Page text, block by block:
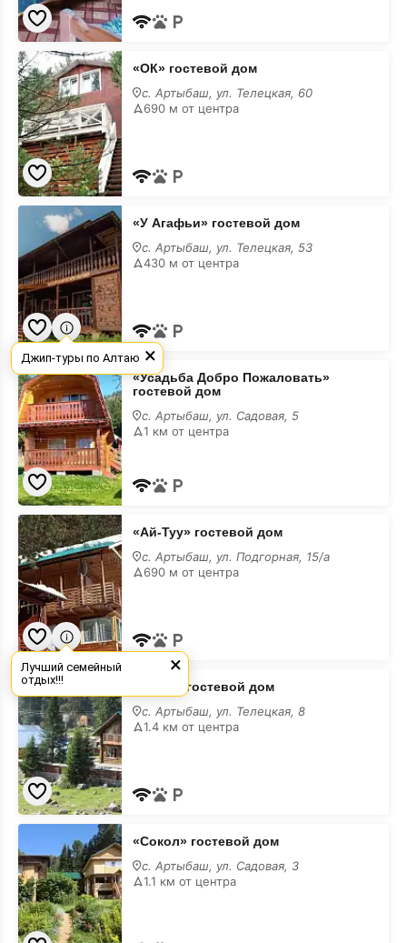
«ОК»
гостевой
дом
«ОК» гостевой дом
с. Артыбаш, ул. Телецкая, 60
690 м от центра
«У
Агафьи»
гостевой
дом
«У Агафьи» гостевой дом
с. Артыбаш, ул. Телецкая, 53
430 м от центра
«Усадьба
Добро
Пожаловать»
гостевой
дом
«Усадьба Добро Пожаловать»
гостевой дом
с. Артыбаш, ул. Садовая, 5
1 км от центра
«Ай-
Туу»
гостевой
дом
«Ай-Туу» гостевой дом
с. Артыбаш, ул. Подгорная, 15/а
690 м от центра
«Чагат»
гостевой
дом
«Чагат» гостевой дом
с. Артыбаш, ул. Телецкая, 8
1.4 км от центра
«Сокол»
гостевой
дом
«Сокол» гостевой дом
с. Артыбаш, ул. Садовая, 3
1.1 км от центра
×
Джип-туры по Алтаю
×
Лучший семейный
отдых!!!